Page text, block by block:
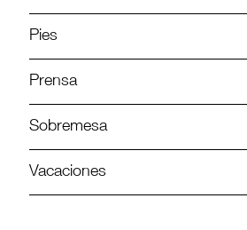
Pies
Prensa
Sobremesa
Vacaciones